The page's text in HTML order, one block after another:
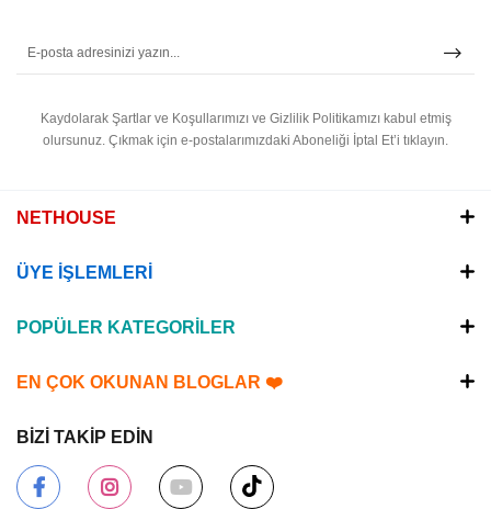
Kaydolarak Şartlar ve Koşullarımızı ve Gizlilik Politikamızı kabul etmiş
olursunuz. Çıkmak için e-postalarımızdaki Aboneliği İptal Et’i tıklayın.
NETHOUSE
ÜYE İŞLEMLERİ
POPÜLER KATEGORİLER
EN ÇOK OKUNAN BLOGLAR ❤️
BİZİ TAKİP EDİN